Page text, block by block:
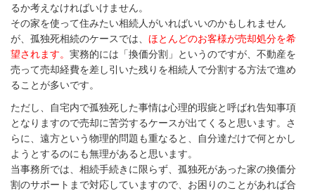
るか考えなければいけません。
その家を使って住みたい相続人がいればいいのかもしれません
が、孤独死相続のケースでは、 ほとんどのお客様が売却処分を希
望されます。 実務的には「換価分割」というのですが、不動産を
売って売却経費を差し引いた残りを相続人で分割する方法で進め
ることが多いです。
ただし、自宅内で孤独死した事情は心理的瑕疵と呼ばれ告知事項
となりますので売却に苦労するケースが出てくると思います。さ
らに、遠方という物理的問題も重なると、自分達だけで何とかし
ようとするのにも無理があると思います。
当事務所では、相続手続きに限らず、孤独死があった家の換価分
割のサポートまで対応していますので、お困りのことがあれば合